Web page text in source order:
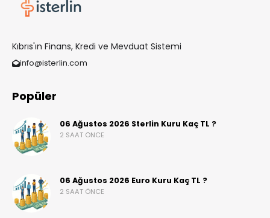
Kıbrıs'ın Finans, Kredi ve Mevduat Sistemi
info@isterlin.com
Popüler
06 Ağustos 2026 Sterlin Kuru Kaç TL ?
2 SAAT ÖNCE
06 Ağustos 2026 Euro Kuru Kaç TL ?
2 SAAT ÖNCE